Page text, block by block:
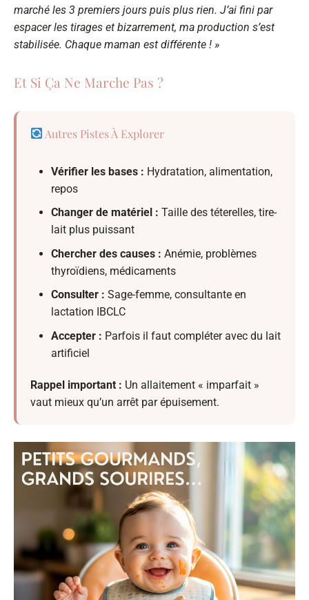
marché les 3 premiers jours puis plus rien. J’ai fini par
espacer les tirages et bizarrement, ma production s’est
stabilisée. Chaque maman est différente ! »
Et Si Ça Ne Marche Pas ?
Autres Pistes À Explorer
Vérifier les bases : Hydratation, alimentation,
repos
Changer de matériel : Taille des téterelles, tire-
lait plus puissant
Chercher des causes : Anémie, problèmes
thyroïdiens, médicaments
Consulter : Sage-femme, consultante en
lactation IBCLC
Accepter : Parfois il faut compléter avec du lait
artificiel
Rappel important : Un allaitement « imparfait »
vaut mieux qu’un arrêt par épuisement.